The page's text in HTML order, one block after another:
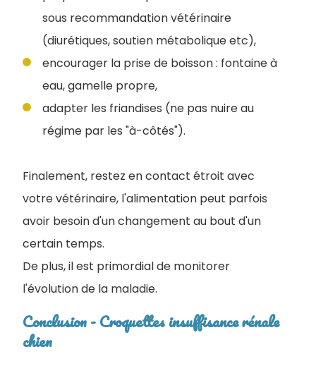
sous recommandation vétérinaire
(diurétiques, soutien métabolique etc),
encourager la prise de boisson : fontaine à
eau, gamelle propre,
adapter les friandises (ne pas nuire au
régime par les "à-côtés").
Finalement, restez en contact étroit avec
votre vétérinaire, l'alimentation peut parfois
avoir besoin d'un changement au bout d'un
certain temps.
De plus, il est primordial de monitorer
l'évolution de la maladie.
Conclusion - Croquettes insuffisance rénale
chien